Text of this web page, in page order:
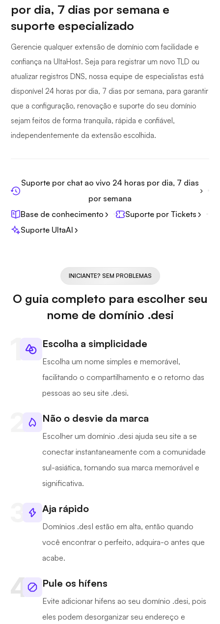
por dia, 7 dias por semana e
suporte especializado
Gerencie qualquer extensão de domínio com facilidade e
confiança na UltaHost. Seja para registrar um novo TLD ou
atualizar registros DNS, nossa equipe de especialistas está
disponível 24 horas por dia, 7 dias por semana, para garantir
que a configuração, renovação e suporte do seu domínio
sejam feitos de forma tranquila, rápida e confiável,
independentemente da extensão escolhida.
Suporte por chat ao vivo 24 horas por dia, 7 dias
por semana
Base de conhecimento
Suporte por Tickets
Suporte UltaAI
INICIANTE? SEM PROBLEMAS
O guia completo para escolher seu
nome de domínio .desi
Escolha a simplicidade
Escolha um nome simples e memorável,
facilitando o compartilhamento e o retorno das
pessoas ao seu site .desi.
Não o desvie da marca
Escolher um domínio .desi ajuda seu site a se
conectar instantaneamente com a comunidade
sul-asiática, tornando sua marca memorável e
significativa.
Aja rápido
Domínios .desI estão em alta, então quando
você encontrar o perfeito, adquira-o antes que
acabe.
Pule os hífens
Evite adicionar hifens ao seu domínio .desi, pois
eles podem desorganizar seu endereço e